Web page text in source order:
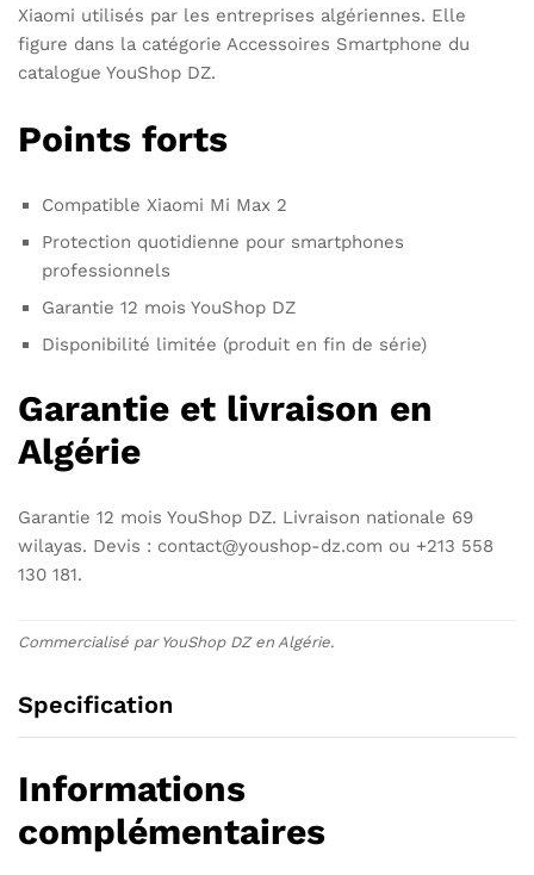
Xiaomi utilisés par les entreprises algériennes. Elle
figure dans la catégorie Accessoires Smartphone du
catalogue YouShop DZ.
Points forts
Compatible Xiaomi Mi Max 2
Protection quotidienne pour smartphones
professionnels
Garantie 12 mois YouShop DZ
Disponibilité limitée (produit en fin de série)
Garantie et livraison en
Algérie
Garantie 12 mois YouShop DZ. Livraison nationale 69
wilayas. Devis : contact@youshop-dz.com ou +213 558
130 181.
Commercialisé par YouShop DZ en Algérie.
Specification
Informations
complémentaires